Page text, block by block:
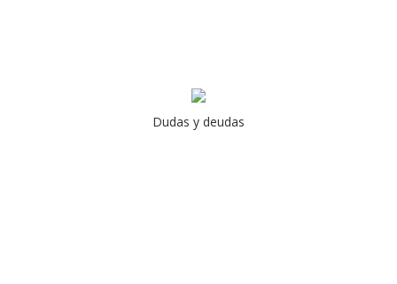
Dudas y deudas